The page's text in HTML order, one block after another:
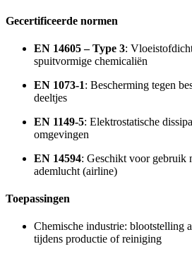
Gecertificeerde normen
EN 14605 – Type 3:
spuitvormige chemicaliën
EN 1073-1: Bescherming tegen
deeltjes
EN 1149-5: Elektrostatische
omgevingen
EN 14594: Geschikt voor gebruik
ademlucht (airline)
Toepassingen
Chemische industrie: blootstelling
tijdens productie of reiniging